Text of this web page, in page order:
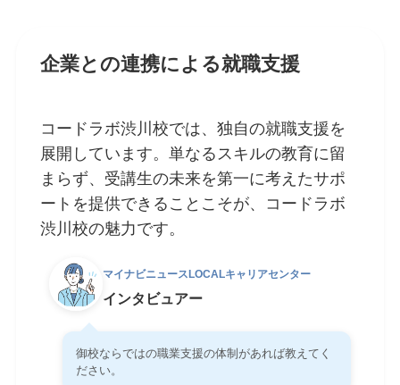
企業との連携による就職支援
コードラボ渋川校では、独自の就職支援を
展開しています。単なるスキルの教育に留
まらず、受講生の未来を第一に考えたサポ
ートを提供できることこそが、コードラボ
渋川校の魅力です。
マイナビニュースLOCALキャリアセンター
インタビュアー
御校ならではの職業支援の体制があれば教えてく
ださい。